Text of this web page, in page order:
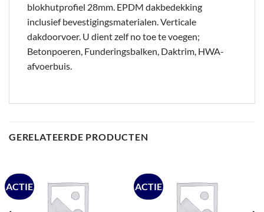
blokhutprofiel 28mm. EPDM dakbedekking
inclusief bevestigingsmaterialen. Verticale
dakdoorvoer. U dient zelf no toe te voegen;
Betonpoeren, Funderingsbalken, Daktrim, HWA-
afvoerbuis.
GERELATEERDE PRODUCTEN
ACTIE ACTIE